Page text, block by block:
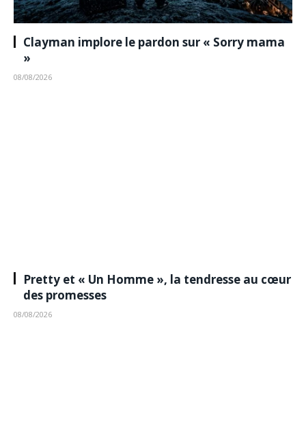
Clayman implore le pardon sur « Sorry mama
»
08/08/2026
Pretty et « Un Homme », la tendresse au cœur
des promesses
08/08/2026